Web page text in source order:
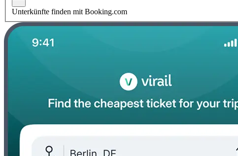
Unterkünfte finden mit Booking.com